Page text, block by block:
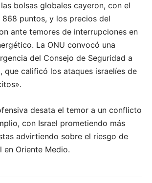
bolsas globales cayeron, con el
puntos, y los precios del
ante temores de interrupciones en
La ONU convocó una
del Consejo de Seguridad a
que calificó los ataques israelíes de
desata el temor a un conflicto
con Israel prometiendo más
advirtiendo sobre el riesgo de
en Oriente Medio.